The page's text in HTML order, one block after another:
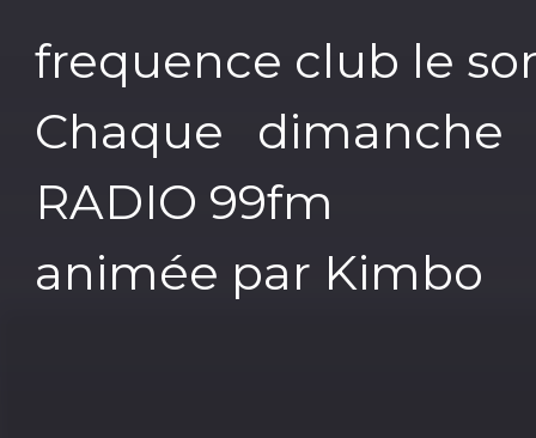
frequence club le
Chaque
RADIO 99fm
animée par Kimbo